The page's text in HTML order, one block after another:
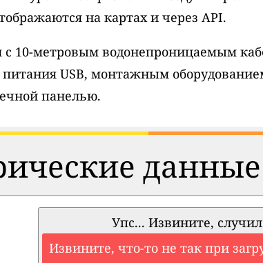
на картах и через API.
с 10-метровым водонепроницаемым
USB, монтажным
панелью.
данные
Упс... Извините,
Извините, что-то не так при